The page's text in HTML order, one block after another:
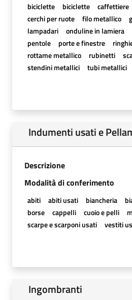
biciclette biciclette caffettiere
cerchi per ruote
filo metallico
lampadari
onduline in lamiera
pentole
porte e finestre
rottame metallico
rubinetti
stendini metallici
tubi metallici
Indumenti usati e
Descrizione
Modalità di conferimento
abiti abiti usati biancheria
borse
cappelli cuoio e pelli
scarpe e scarponi usati
vestiti
Ingombranti